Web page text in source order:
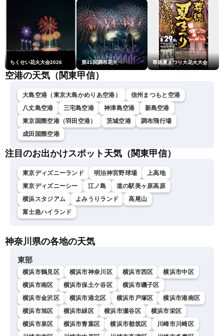
ちくせい花火大会2026 第41回調布花火 尊徳夏まつり大花火大会
空港の天気（関東甲信）
大島空港（東京大島かめりあ空港）
信州まつもと空港
八丈島空港
三宅島空港 神津島空港
新島空港
東京国際空港（羽田空港）
茨城空港
調布飛行場
成田国際空港
注目のお出かけスポット天気（関東甲信）
東京ディズニーランド 明治神宮野球場
上高地
東京ディズニーシー
江ノ島
道の駅美ヶ原高原
横浜スタジアム
よみうりランド
高尾山
富士急ハイランド
神奈川県の各地の天気
東部
横浜市鶴見区 横浜市神奈川区 横浜市西区
横浜市中区
横浜市南区
横浜市保土ケ谷区
横浜市磯子区
横浜市金沢区
横浜市港北区 横浜市戸塚区
横浜市港南区
横浜市旭区
横浜市緑区 横浜市瀬谷区
横浜市栄区
横浜市泉区
横浜市青葉区 横浜市都筑区
川崎市川崎区